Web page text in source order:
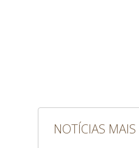
NOTÍCIAS MAIS